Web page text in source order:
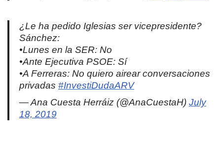
¿Le ha pedido Iglesias ser vicepresidente?
Sánchez:
•Lunes en la SER: No
•Ante Ejecutiva PSOE: Sí
•A Ferreras: No quiero airear conversaciones
privadas #InvestiDudaARV
— Ana Cuesta Herráiz (@AnaCuestaH) July
18, 2019